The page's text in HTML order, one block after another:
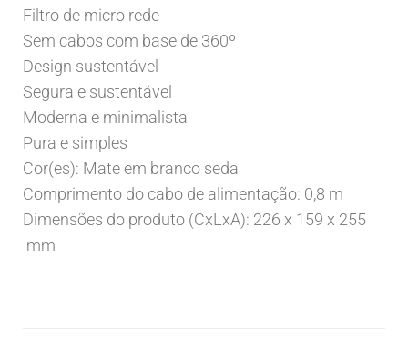
Filtro de micro rede
Sem cabos com base de 360º
Design sustentável
Segura e sustentável
Moderna e minimalista
Pura e simples
Cor(es): Mate em branco seda
Comprimento do cabo de alimentação: 0,8 m
Dimensões do produto (CxLxA): 226 x 159 x 255
mm